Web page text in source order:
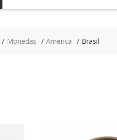
Monedas America Brasil